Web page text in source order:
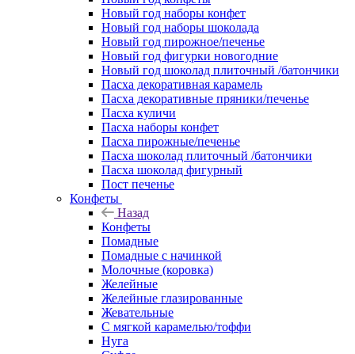
Новый год наборы конфет
Новый год наборы шоколада
Новый год пирожное/печенье
Новый год фигурки новогодние
Новый год шоколад плиточный /батончики
Пасха декоративная карамель
Пасха декоративные пряники/печенье
Пасха куличи
Пасха наборы конфет
Пасха пирожные/печенье
Пасха шоколад плиточный /батончики
Пасха шоколад фигурный
Пост печенье
Конфеты
Назад
Конфеты
Помадные
Помадные с начинкой
Молочные (коровка)
Желейные
Желейные глазированные
Жевательные
С мягкой карамелью/тоффи
Нуга